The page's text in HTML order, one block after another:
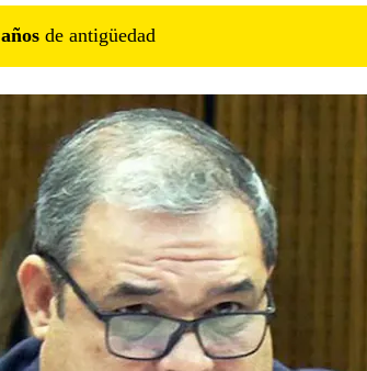
años de antigüedad